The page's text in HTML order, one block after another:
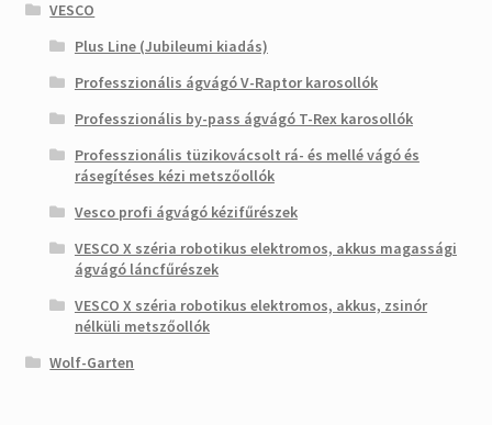
VESCO
Plus Line (Jubileumi kiadás)
Professzionális ágvágó V-Raptor karosollók
Professzionális by-pass ágvágó T-Rex karosollók
Professzionális tüzikovácsolt rá- és mellé vágó és
rásegítéses kézi metszőollók
Vesco profi ágvágó kézifűrészek
VESCO X széria robotikus elektromos, akkus magassági
ágvágó láncfűrészek
VESCO X széria robotikus elektromos, akkus, zsinór
nélküli metszőollók
Wolf-Garten